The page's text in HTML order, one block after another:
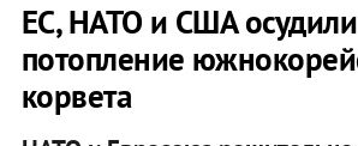
ЕС, НАТО и США
потопление
корвета